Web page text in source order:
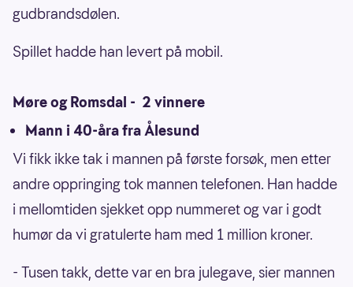
gudbrandsdølen.
Spillet hadde han levert på mobil.
Møre og Romsdal - 2 vinnere
Mann i 40-åra fra Ålesund
Vi fikk ikke tak i mannen på første forsøk, men etter
andre oppringing tok mannen telefonen. Han hadde
i mellomtiden sjekket opp nummeret og var i godt
humør da vi gratulerte ham med 1 million kroner.
- Tusen takk, dette var en bra julegave, sier mannen